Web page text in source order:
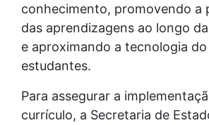
conhecimento, promovendo a
das aprendizagens ao longo
e aproximando a tecnologia
estudantes.
Para assegurar a
currículo, a Secretaria de